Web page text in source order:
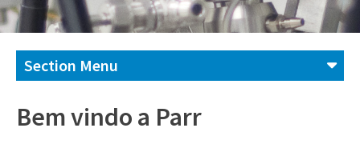
Section Menu
Bem vindo a Parr